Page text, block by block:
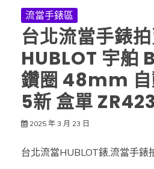
流當手錶區
台北流當手錶
HUBLOT 宇舶
鑽圈 48mm 自
5新 盒單
2025 年 3 月 23 日
台北流當HUBLOT錶,流當手錶